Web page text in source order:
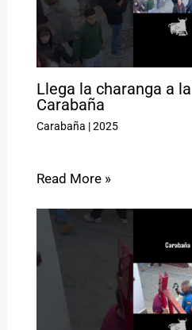
Llega la charanga a
Carabaña
Carabaña |2025
Read More »